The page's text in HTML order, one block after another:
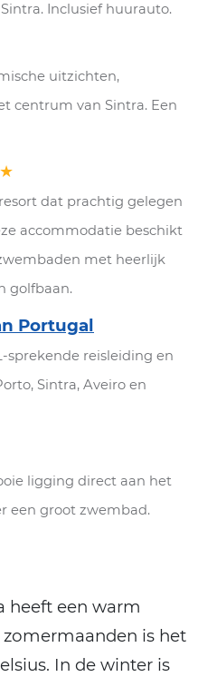
Inclusief huurauto.
uitzichten,
centrum van Sintra. Een
dat prachtig gelegen
accommodatie beschikt
met heerlijk
golfbaan.
Portugal
sprekende reisleiding en
Sintra, Aveiro en
ligging direct aan het
een groot zwembad.
heeft een warm
is het
In de winter is